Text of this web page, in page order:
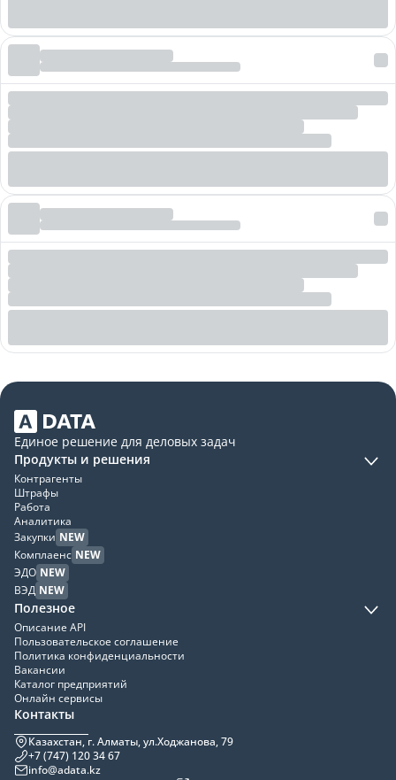
Единое решение для деловых задач
Продукты и решения
Контрагенты
Штрафы
Работа
Аналитика
Закупки NEW
Комплаенс NEW
ЭДО NEW
ВЭД NEW
Полезное
Описание API
Пользовательское соглашение
Политика конфиденциальности
Вакансии
Каталог предприятий
Онлайн сервисы
Контакты
Казахстан, г. Алматы, ул.Ходжанова, 79
+7 (747) 120 34 67
info@adata.kz